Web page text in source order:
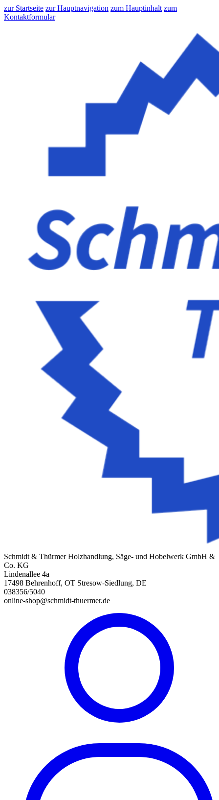
zur Startseite zur Hauptnavigation zum Hauptinhalt zum
Kontaktformular
Schmidt & Thürmer Holzhandlung, Säge- und Hobelwerk GmbH &
Co. KG
Lindenallee 4a
17498 Behrenhoff, OT Stresow-Siedlung, DE
038356/5040
online-shop@schmidt-thuermer.de